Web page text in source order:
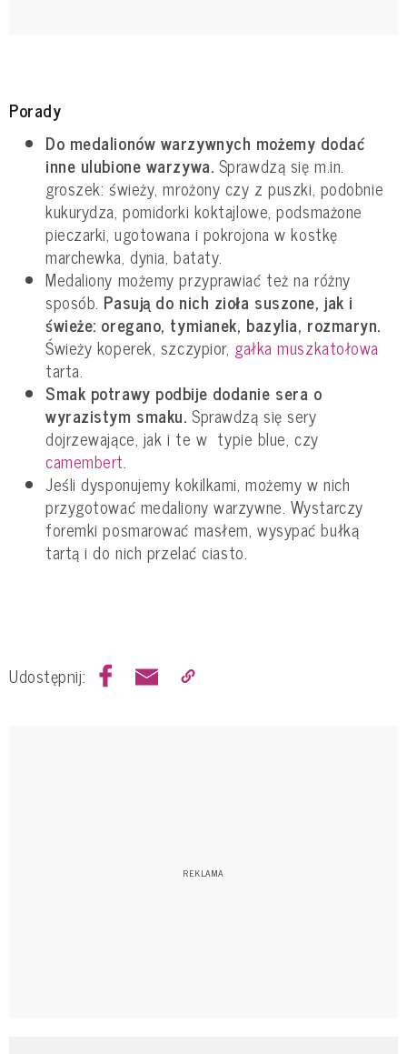
Porady
Do medalionów warzywnych możemy dodać
inne ulubione warzywa. Sprawdzą się m.in.
groszek: świeży, mrożony czy z puszki, podobnie
kukurydza, pomidorki koktajlowe, podsmażone
pieczarki, ugotowana i pokrojona w kostkę
marchewka, dynia, bataty.
Medaliony możemy przyprawiać też na różny
sposób. Pasują do nich zioła suszone, jak i
świeże: oregano, tymianek, bazylia, rozmaryn.
Świeży koperek, szczypior, gałka muszkatołowa
tarta.
Smak potrawy podbije dodanie sera o
wyrazistym smaku. Sprawdzą się sery
dojrzewające, jak i te w typie blue, czy
camembert.
Jeśli dysponujemy kokilkami, możemy w nich
przygotować medaliony warzywne. Wystarczy
foremki posmarować masłem, wysypać bułką
tartą i do nich przelać ciasto.
Udostępnij: